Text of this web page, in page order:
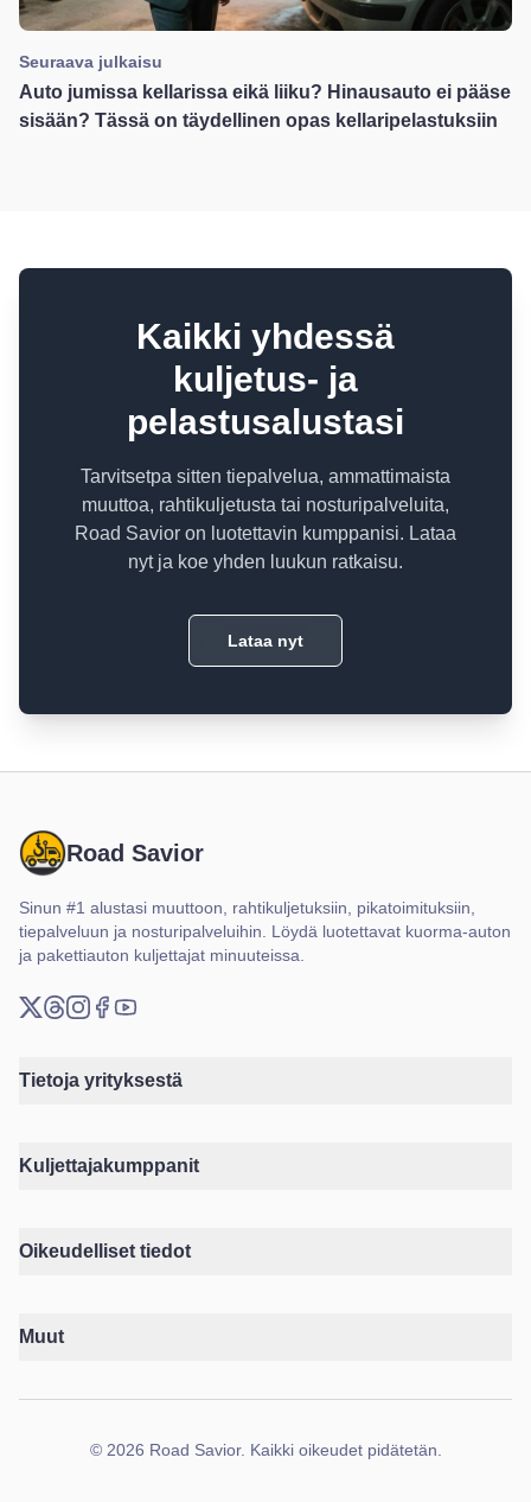
Seuraava julkaisu
Auto jumissa kellarissa eikä liiku? Hinausauto ei pääse
sisään? Tässä on täydellinen opas kellaripelastuksiin
Kaikki yhdessä
kuljetus- ja
pelastusalustasi
Tarvitsetpa sitten tiepalvelua, ammattimaista
muuttoa, rahtikuljetusta tai nosturipalveluita,
Road Savior on luotettavin kumppanisi. Lataa
nyt ja koe yhden luukun ratkaisu.
Lataa nyt
Road Savior
Sinun #1 alustasi muuttoon, rahtikuljetuksiin, pikatoimituksiin,
tiepalveluun ja nosturipalveluihin. Löydä luotettavat kuorma-auton
ja pakettiauton kuljettajat minuuteissa.
Tietoja yrityksestä
Kuljettajakumppanit
Oikeudelliset tiedot
Muut
© 2026 Road Savior. Kaikki oikeudet pidätetän.